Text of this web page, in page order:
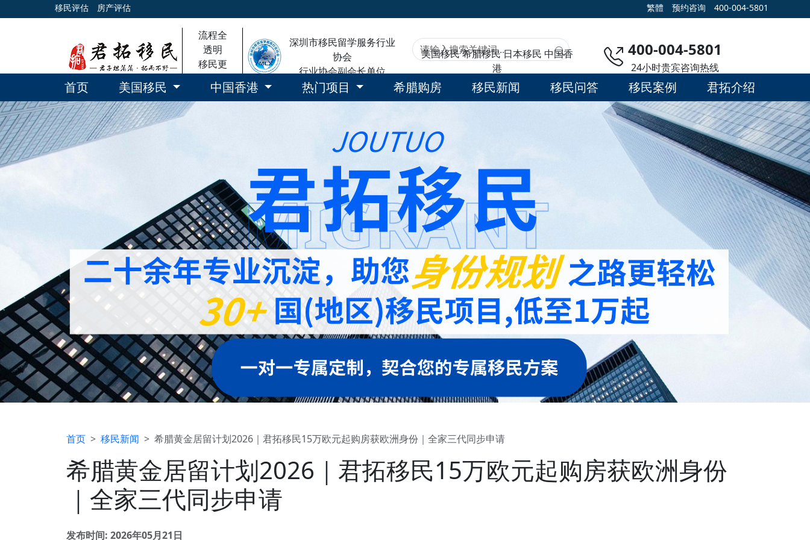
移民评估 房产评估 繁體 预约咨询 400-004-5801
流程全
透明
移民更
放心
深圳市移民留学服务行业
协会
行业协会副会长单位
美国移民希腊移民日本移民 中国香
港
400-004-5801
24小时贵宾咨询热线
首页 美国移民 中国香港 热门项目 希腊购房 移民新闻 移民问答 移民案例 君拓介绍
首页 移民新闻 希腊黄金居留计划2026｜君拓移民15万欧元起购房获欧洲身份｜全家三代同步申请
希腊黄金居留计划2026｜君拓移民15万欧元起购房获欧洲身份
｜全家三代同步申请
发布时间: 2026年05月21日